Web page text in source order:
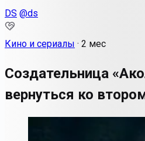
DS @ds
Кино и сериалы · 2 мес
Создательница
вернуться ко